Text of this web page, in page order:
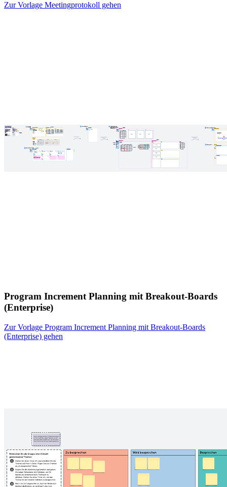
Zur Vorlage Meetingprotokoll gehen
Program Increment Planning mit Breakout-Boards
(Enterprise)
Zur Vorlage Program Increment Planning mit Breakout-Boards
(Enterprise) gehen